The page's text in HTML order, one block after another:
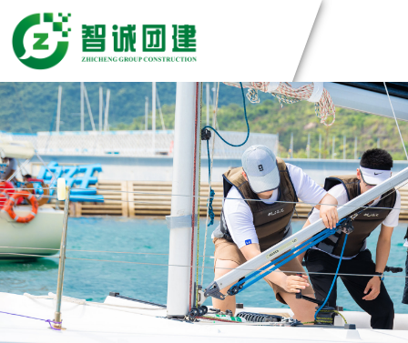
团建方案
主题团建系列
匠人制作系列
音乐释压系列
数字团建系列
文化赋能系列
组织运动系列
团建基地
深圳基地
广州基地
东莞基地
惠州基地
佛山基地
清远基地
河源基地
案例展示
创新科技公司
生产制造企业
银行保险证券
服务管理资询
学校培训机构
定制化方案
视频中心
智诚团队